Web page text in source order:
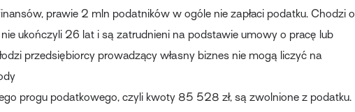
prawie 2 mln podatników w ogóle nie zapłaci podatku. Chodzi o
ukończyli 26 lat i są zatrudnieni na podstawie umowy o pracę lub
przedsiębiorcy prowadzący własny biznes nie mogą liczyć na
progu podatkowego, czyli kwoty 85 528 zł, są zwolnione z podatku.